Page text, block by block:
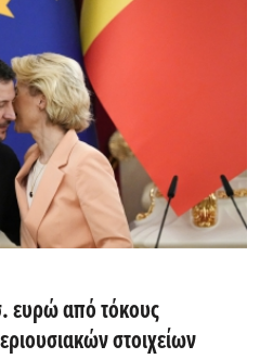
ευρώ από τόκους
στοιχείων